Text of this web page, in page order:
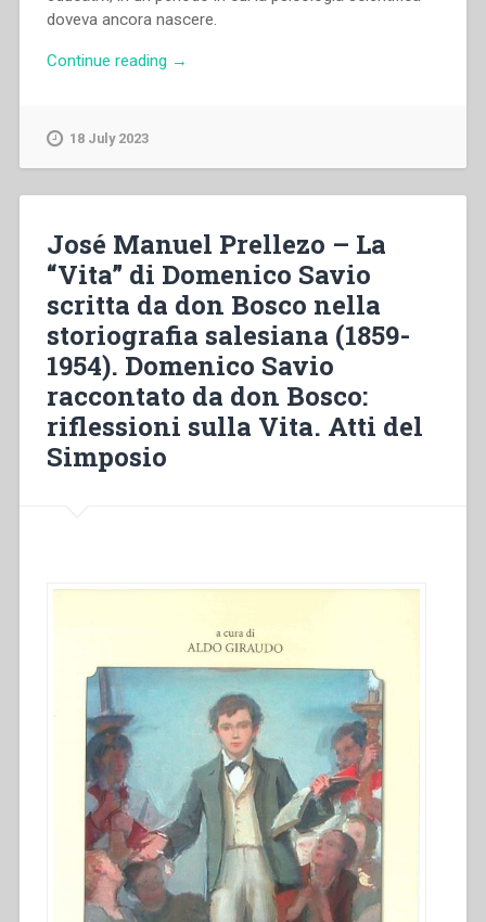
doveva ancora nascere.
Continue reading “Albino
di
Domenico
Savio”
→
18 July 2023
José Manuel Prellezo – La
“Vita” di Domenico Savio
scritta da don Bosco nella
storiografia salesiana (1859-
1954). Domenico Savio
raccontato da don Bosco:
riflessioni sulla Vita. Atti del
Simposio